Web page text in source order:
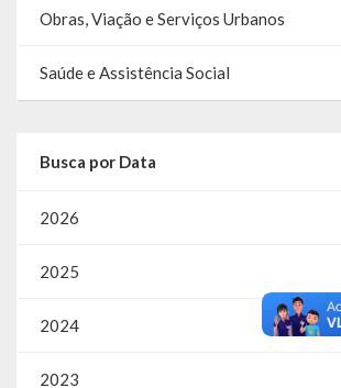
Obras, Viação e Serviços Urbanos
Saúde e Assistência Social
Busca por Data
2026
2025
2024
2023